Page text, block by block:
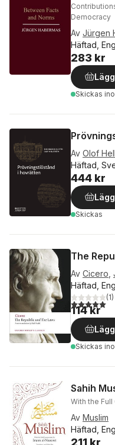
Democracy
Av Jürgen
Häftad,
283 kr
Skickas
Av Olof
Häftad,
444 kr
Skickas
The
Av Cicero,
Häftad,
5,0utav 5(1)
114 kr
Skickas
Sahih
With the
Av Muslim
Häftad,